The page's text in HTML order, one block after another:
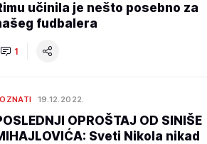
učinila je nešto posebno za
fudbalera
1
19.12.2022.
OPROŠTAJ OD SINIŠE
Sveti Nikola nikad